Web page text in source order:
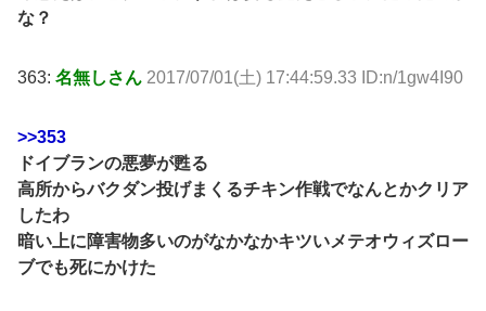
な？
363: 名無しさん 2017/07/01(土) 17:44:59.33 ID:n/1gw4I90
>>353
ドイブランの悪夢が甦る
高所からバクダン投げまくるチキン作戦でなんとかクリア
したわ
暗い上に障害物多いのがなかなかキツいメテオウィズロー
ブでも死にかけた